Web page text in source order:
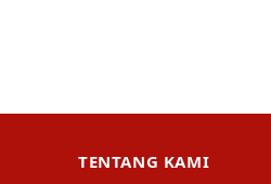
TENTANG KAMI